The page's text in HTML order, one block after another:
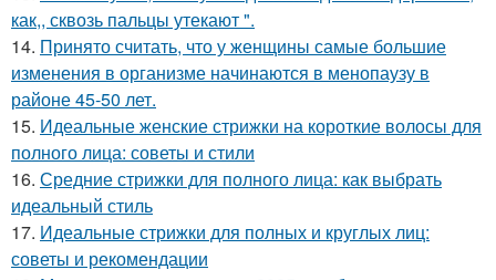
как,, сквозь пальцы утекают ".
14. Принято считать, что у женщины самые большие
изменения в организме начинаются в менопаузу в
районе 45-50 лет.
15. Идеальные женские стрижки на короткие волосы для
полного лица: советы и стили
16. Средние стрижки для полного лица: как выбрать
идеальный стиль
17. Идеальные стрижки для полных и круглых лиц:
советы и рекомендации